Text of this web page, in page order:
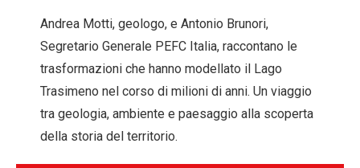
Andrea Motti, geologo, e Antonio Brunori,
Segretario Generale PEFC Italia, raccontano le
trasformazioni che hanno modellato il Lago
Trasimeno nel corso di milioni di anni. Un viaggio
tra geologia, ambiente e paesaggio alla scoperta
della storia del territorio.